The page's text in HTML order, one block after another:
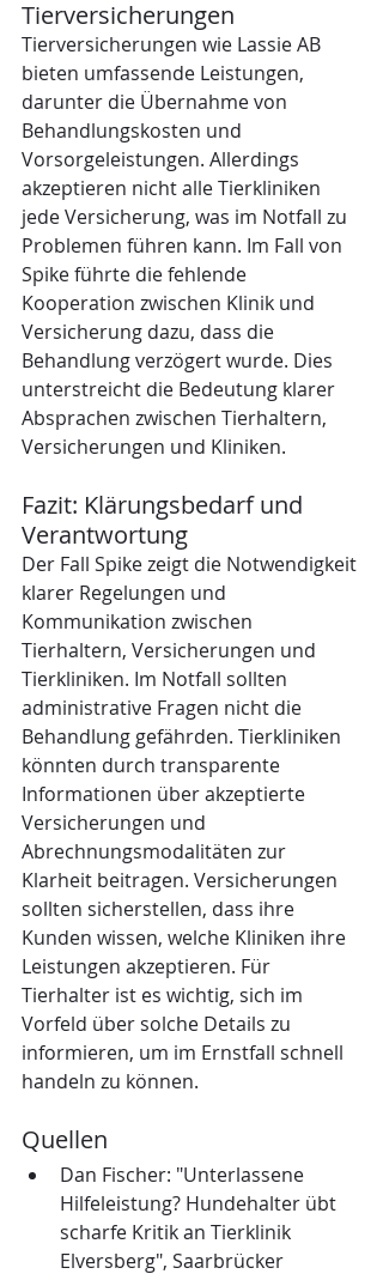
Tierversicherungen
Tierversicherungen wie Lassie AB
bieten umfassende Leistungen,
darunter die Übernahme von
Behandlungskosten und
Vorsorgeleistungen. Allerdings
akzeptieren nicht alle Tierkliniken
jede Versicherung, was im Notfall zu
Problemen führen kann. Im Fall von
Spike führte die fehlende
Kooperation zwischen Klinik und
Versicherung dazu, dass die
Behandlung verzögert wurde. Dies
unterstreicht die Bedeutung klarer
Absprachen zwischen Tierhaltern,
Versicherungen und Kliniken.
Fazit: Klärungsbedarf und
Verantwortung
Der Fall Spike zeigt die Notwendigkeit
klarer Regelungen und
Kommunikation zwischen
Tierhaltern, Versicherungen und
Tierkliniken. Im Notfall sollten
administrative Fragen nicht die
Behandlung gefährden. Tierkliniken
könnten durch transparente
Informationen über akzeptierte
Versicherungen und
Abrechnungsmodalitäten zur
Klarheit beitragen. Versicherungen
sollten sicherstellen, dass ihre
Kunden wissen, welche Kliniken ihre
Leistungen akzeptieren. Für
Tierhalter ist es wichtig, sich im
Vorfeld über solche Details zu
informieren, um im Ernstfall schnell
handeln zu können.
Quellen
Dan Fischer: "Unterlassene
Hilfeleistung? Hundehalter übt
scharfe Kritik an Tierklinik
Elversberg", Saarbrücker